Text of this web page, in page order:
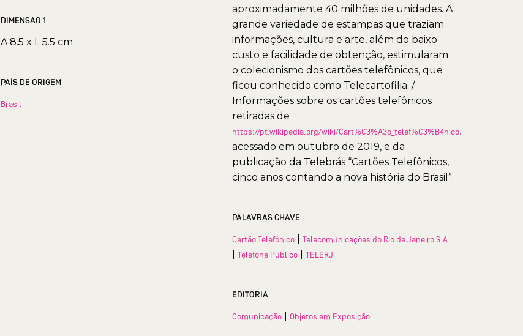
DIMENSÃO 1
A 8.5 x L 5.5 cm
PAÍS DE ORIGEM
Brasil
aproximadamente 40 milhões de unidades. A
grande variedade de estampas que traziam
informações, cultura e arte, além do baixo
custo e facilidade de obtenção, estimularam
o colecionismo dos cartões telefônicos, que
ficou conhecido como Telecartofilia. /
Informações sobre os cartões telefônicos
retiradas de
https://pt.wikipedia.org/wiki/Cart%C3%A3o_telef%C3%B4nico,
acessado em outubro de 2019, e da
publicação da Telebrás “Cartões Telefônicos,
cinco anos contando a nova história do Brasil”.
PALAVRAS CHAVE
Cartão Telefônico |Telecomunicações do Rio de Janeiro S.A.
|Telefone Público |TELERJ
EDITORIA
Comunicação |Objetos em Exposição